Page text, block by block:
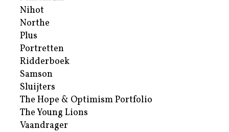
Nihot
Northe
Plus
Portretten
Ridderboek
Samson
Sluijters
The Hope & Optimism Portfolio
The Young Lions
Vaandrager